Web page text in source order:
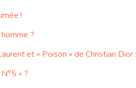
!
?
et « Poison » de Christian
» ?